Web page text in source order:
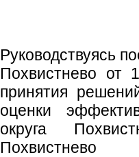
Руководствуясь
Похвистнево от
принятия
оценки
округа
Похвистнево